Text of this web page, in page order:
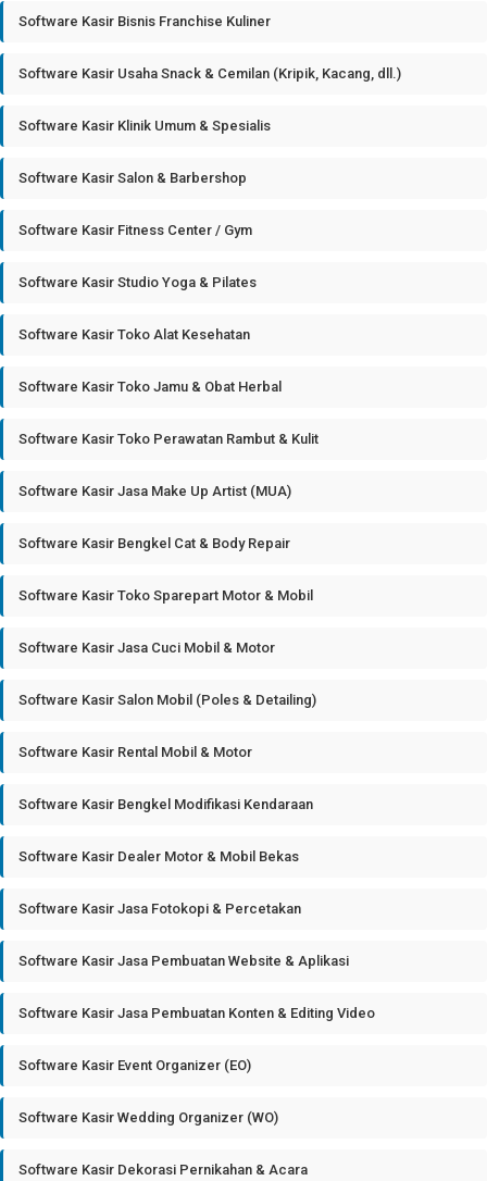
Software Kasir Bisnis Franchise Kuliner
Software Kasir Usaha Snack & Cemilan (Kripik, Kacang, dll.)
Software Kasir Klinik Umum & Spesialis
Software Kasir Salon & Barbershop
Software Kasir Fitness Center / Gym
Software Kasir Studio Yoga & Pilates
Software Kasir Toko Alat Kesehatan
Software Kasir Toko Jamu & Obat Herbal
Software Kasir Toko Perawatan Rambut & Kulit
Software Kasir Jasa Make Up Artist (MUA)
Software Kasir Bengkel Cat & Body Repair
Software Kasir Toko Sparepart Motor & Mobil
Software Kasir Jasa Cuci Mobil & Motor
Software Kasir Salon Mobil (Poles & Detailing)
Software Kasir Rental Mobil & Motor
Software Kasir Bengkel Modifikasi Kendaraan
Software Kasir Dealer Motor & Mobil Bekas
Software Kasir Jasa Fotokopi & Percetakan
Software Kasir Jasa Pembuatan Website & Aplikasi
Software Kasir Jasa Pembuatan Konten & Editing Video
Software Kasir Event Organizer (EO)
Software Kasir Wedding Organizer (WO)
Software Kasir Dekorasi Pernikahan & Acara